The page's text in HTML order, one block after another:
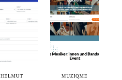
HELMUT
MUZIQME